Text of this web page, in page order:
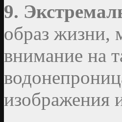
9.
образ жизни,
внимание на
изображения